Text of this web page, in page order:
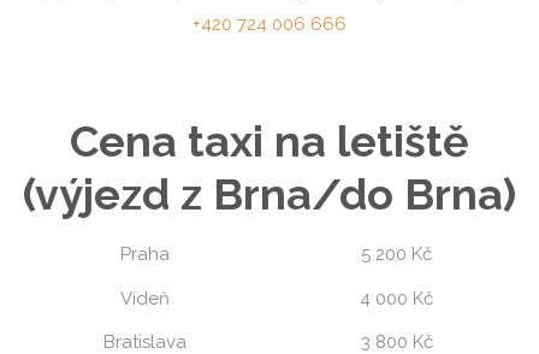
+420 724 006 666
Cena taxi na letiště
(výjezd z Brna/do Brna)
Praha 5 200 Kč
Vídeň
4 000 Kč
Bratislava
3 800 Kč